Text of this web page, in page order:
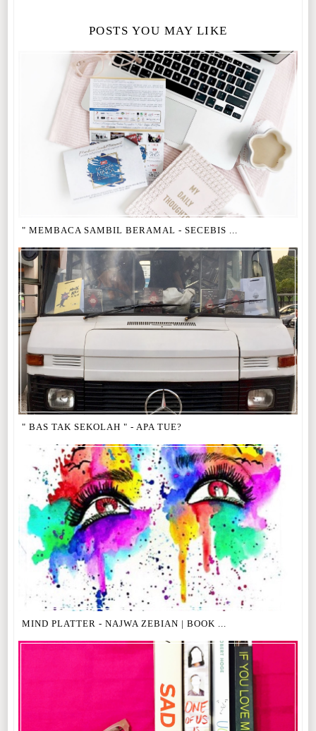
POSTS YOU MAY LIKE
" MEMBACA SAMBIL BERAMAL - SECEBIS ...
" BAS TAK SEKOLAH " - APA TUE?
MIND PLATTER - NAJWA ZEBIAN | BOOK ...